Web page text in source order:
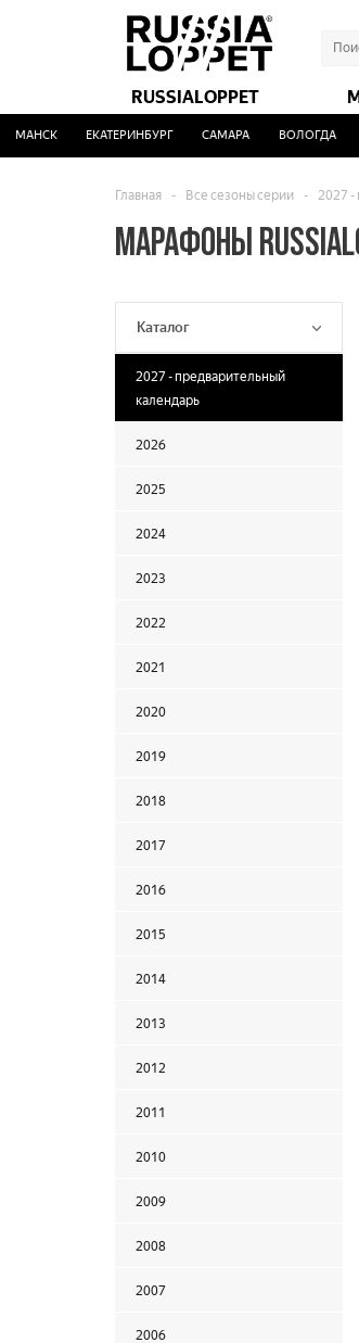
RUSSIALOPPET
ЕКАТЕРИНБУРГ САМАРА ВОЛОГДА
Главная - Все сезоны серии - 2027 -
МАРАФОНЫ
Каталог
2027 - предварительный
календарь
2026
2025
2024
2023
2022
2021
2020
2019
2018
2017
2016
2015
2014
2013
2012
2011
2010
2009
2008
2007
2006